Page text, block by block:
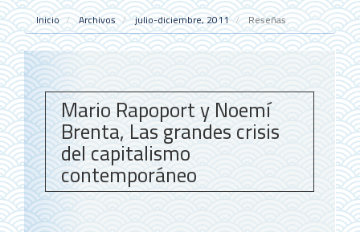
Inicio Archivos julio-diciembre, 2011 Reseñas
Mario Rapoport y Noemí
Brenta, Las grandes crisis
del capitalismo
contemporáneo